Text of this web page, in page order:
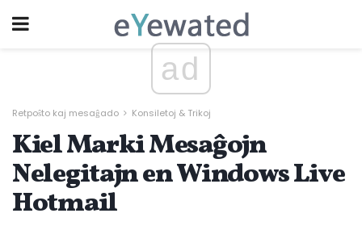
ad
Retpoŝto kaj mesaĝado Konsiletoj & Trikoj
Kiel Marki Mesaĝojn
Nelegitajn en Windows Live
Hotmail